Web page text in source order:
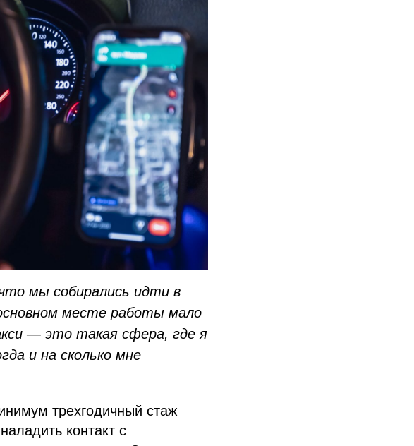
мы собирались идти в
месте работы мало
— это такая сфера, где я
и на сколько мне
трехгодичный стаж
контакт с